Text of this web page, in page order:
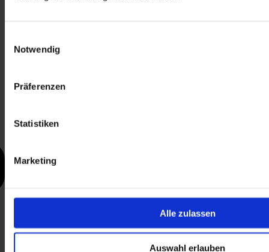
Notwendig
Präferenzen
Statistiken
Marketing
Alle zulassen
Auswahl erlauben